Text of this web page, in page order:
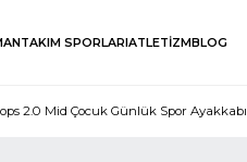
TAKIM SPORLARIATLETİZMBLOG
2.0 Mid Çocuk Günlük Spor Ayakkabı